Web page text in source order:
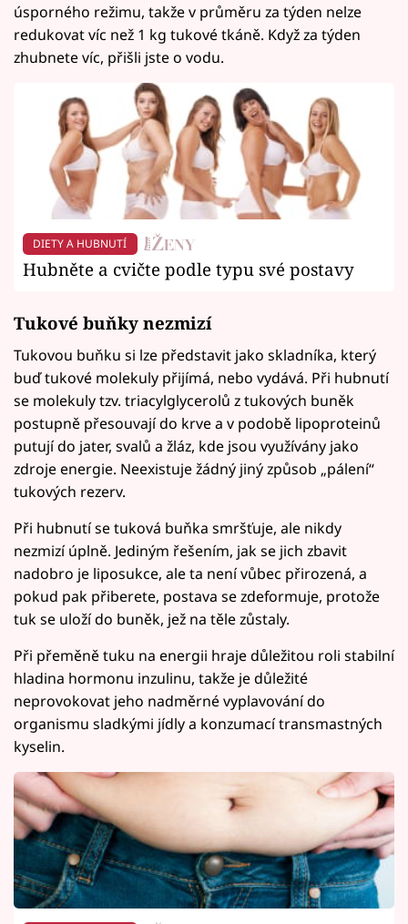
úsporného režimu, takže v průměru za týden nelze
redukovat víc než 1 kg tukové tkáně. Když za týden
zhubnete víc, přišli jste o vodu.
DIETY A HUBNUTÍ
Hubněte a cvičte podle typu své postavy
Tukové buňky nezmizí
Tukovou buňku si lze představit jako skladníka, který
buď tukové molekuly přijímá, nebo vydává. Při hubnutí
se molekuly tzv. triacylglycerolů z tukových buněk
postupně přesouvají do krve a v podobě lipoproteinů
putují do jater, svalů a žláz, kde jsou využívány jako
zdroje energie. Neexistuje žádný jiný způsob „pálení“
tukových rezerv.
Při hubnutí se tuková buňka smršťuje, ale nikdy
nezmizí úplně. Jediným řešením, jak se jich zbavit
nadobro je liposukce, ale ta není vůbec přirozená, a
pokud pak přiberete, postava se zdeformuje, protože
tuk se uloží do buněk, jež na těle zůstaly.
Při přeměně tuku na energii hraje důležitou roli stabilní
hladina hormonu inzulinu, takže je důležité
neprovokovat jeho nadměrné vyplavování do
organismu sladkými jídly a konzumací transmastných
kyselin.